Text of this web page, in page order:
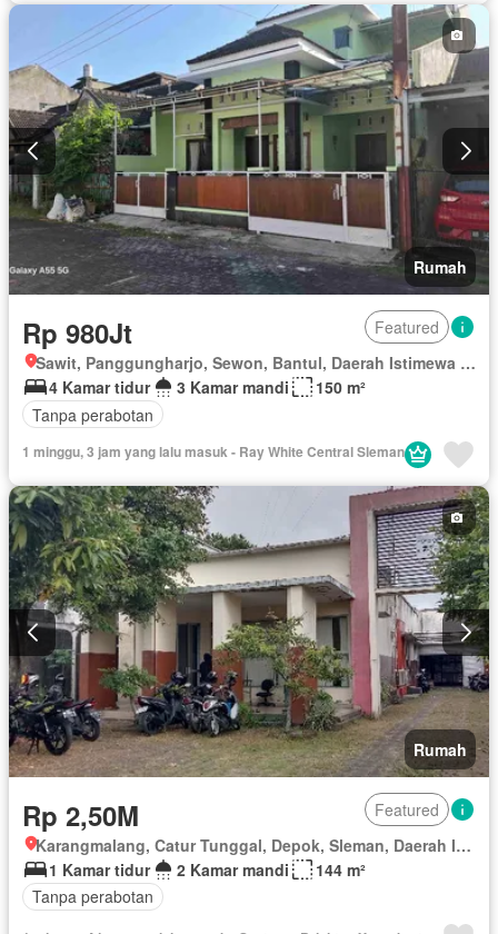
Rumah
Rp 980Jt
Featured
Sawit, Panggungharjo, Sewon, Bantul, Daerah Istimewa Yogyakarta
4 Kamar tidur
3 Kamar mandi
150 m²
Tanpa perabotan
1 minggu, 3 jam yang lalu masuk - Ray White Central Sleman
Rumah
Rp 2,50M
Featured
Karangmalang, Catur Tunggal, Depok, Sleman, Daerah Istimewa Yogyakarta
1 Kamar tidur
2 Kamar mandi
144 m²
Tanpa perabotan